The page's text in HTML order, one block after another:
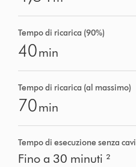
Tempo di ricarica (90%)
40min
Tempo di ricarica (al massimo)
70min
Tempo di esecuzione senza cavi
Fino a 30 minuti ²